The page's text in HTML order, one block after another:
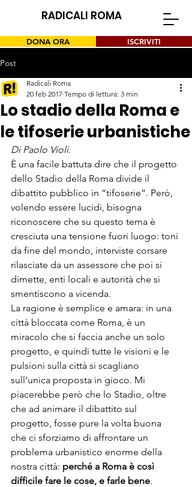
RADICALI ROMA
DONA ORA ISCRIVITI
Post
Lo stadio della Roma e
le tifoserie urbanistiche
Radicali Roma
20 feb 2017 Tempo di lettura: 3 min
Di Paolo Violi.
È una facile battuta dire che il progetto
dello Stadio della Roma divide il
dibattito pubblico in “tifoserie”. Però,
volendo essere lucidi, bisogna
riconoscere che su questo tema è
cresciuta una tensione fuori luogo: toni
da fine del mondo, interviste corsare
rilasciate da un assessore che poi si
dimette, enti locali e autorità che si
smentiscono a vicenda.
La ragione è semplice e amara: in una
città bloccata come Roma, è un
miracolo che si faccia anche un solo
progetto, e quindi tutte le visioni e le
pulsioni sulla città si scagliano
sull’unica proposta in gioco. Mi
piacerebbe però che lo Stadio, oltre
che ad animare il dibattito sul
progetto, fosse pure la volta buona
che ci sforziamo di affrontare un
problema urbanistico enorme della
nostra città: perché a Roma è così
difficile fare le cose, e farle bene.